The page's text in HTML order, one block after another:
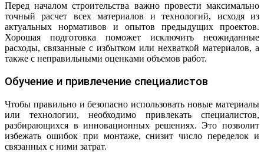
Перед началом строительства важно провести максимально
точный расчет всех материалов и технологий, исходя из
актуальных нормативов и опытов предыдущих проектов.
Хорошая подготовка поможет исключить неожиданные
расходы, связанные с избытком или нехваткой материалов, а
также с неправильными оценками объемов работ.
Обучение и привлечение специалистов
Чтобы правильно и безопасно использовать новые материалы
или технологии, необходимо привлекать специалистов,
разбирающихся в инновационных решениях. Это позволит
избежать ошибок при монтаже, снизит число переделок и
связанных с ними затрат.